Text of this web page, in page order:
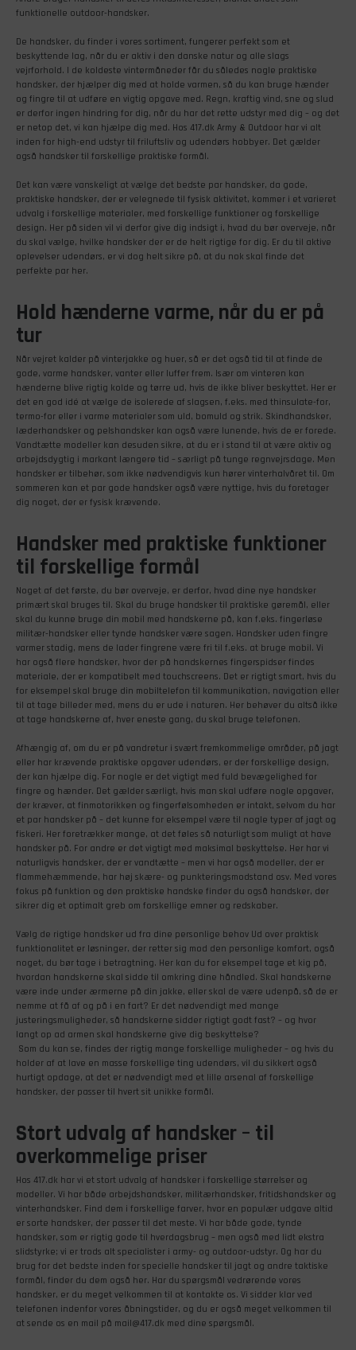
funktionelle outdoor-handsker.
De handsker, du finder i vores sortiment, fungerer perfekt som et
beskyttende lag, når du er aktiv i den danske natur og alle slags
vejrforhold. I de koldeste vintermåneder får du således nogle praktiske
handsker, der hjælper dig med at holde varmen, så du kan bruge hænder
og fingre til at udføre en vigtig opgave med. Regn, kraftig vind, sne og slud
er derfor ingen hindring for dig, når du har det rette udstyr med dig – og det
er netop det, vi kan hjælpe dig med. Hos 417.dk Army & Outdoor har vi alt
inden for high-end udstyr til friluftsliv og udendørs hobbyer. Det gælder
også handsker til forskellige praktiske formål.
Det kan være vanskeligt at vælge det bedste par handsker, da gode,
praktiske handsker, der er velegnede til fysisk aktivitet, kommer i et varieret
udvalg i forskellige materialer, med forskellige funktioner og forskellige
design. Her på siden vil vi derfor give dig indsigt i, hvad du bør overveje, når
du skal vælge, hvilke handsker der er de helt rigtige for dig. Er du til aktive
oplevelser udendørs, er vi dog helt sikre på, at du nok skal finde det
perfekte par her.
Hold hænderne varme, når du er på
tur
Når vejret kalder på vinterjakke og huer, så er det også tid til at finde de
gode, varme handsker, vanter eller luffer frem. Især om vinteren kan
hænderne blive rigtig kolde og tørre ud, hvis de ikke bliver beskyttet. Her er
det en god idé at vælge de isolerede af slagsen, f.eks. med thinsulate-for,
termo-for eller i varme materialer som uld, bomuld og strik. Skindhandsker,
læderhandsker og pelshandsker kan også være lunende, hvis de er forede.
Vandtætte modeller kan desuden sikre, at du er i stand til at være aktiv og
arbejdsdygtig i markant længere tid – særligt på tunge regnvejrsdage. Men
handsker er tilbehør, som ikke nødvendigvis kun hører vinterhalvåret til. Om
sommeren kan et par gode handsker også være nyttige, hvis du foretager
dig noget, der er fysisk krævende.
Handsker med praktiske funktioner
til forskellige formål
Noget af det første, du bør overveje, er derfor, hvad dine nye handsker
primært skal bruges til. Skal du bruge handsker til praktiske gøremål, eller
skal du kunne bruge din mobil med handskerne på, kan f.eks. fingerløse
militær-handsker eller tynde handsker være sagen. Handsker uden fingre
varmer stadig, mens de lader fingrene være fri til f.eks. at bruge mobil. Vi
har også flere handsker, hvor der på handskernes fingerspidser findes
materiale, der er kompatibelt med touchscreens. Det er rigtigt smart, hvis du
for eksempel skal bruge din mobiltelefon til kommunikation, navigation eller
til at tage billeder med, mens du er ude i naturen. Her behøver du altså ikke
at tage handskerne af, hver eneste gang, du skal bruge telefonen.
Afhængig af, om du er på vandretur i svært fremkommelige områder, på jagt
eller har krævende praktiske opgaver udendørs, er der forskellige design,
der kan hjælpe dig. For nogle er det vigtigt med fuld bevægelighed for
fingre og hænder. Det gælder særligt, hvis man skal udføre nogle opgaver,
der kræver, at finmotorikken og fingerfølsomheden er intakt, selvom du har
et par handsker på – det kunne for eksempel være til nogle typer af jagt og
fiskeri. Her foretrækker mange, at det føles så naturligt som muligt at have
handsker på. For andre er det vigtigt med maksimal beskyttelse. Her har vi
naturligvis handsker, der er vandtætte – men vi har også modeller, der er
flammehæmmende, har høj skære- og punkteringsmodstand osv. Med vores
fokus på funktion og den praktiske handske finder du også handsker, der
sikrer dig et optimalt greb om forskellige emner og redskaber.
Vælg de rigtige handsker ud fra dine personlige behov Ud over praktisk
funktionalitet er løsninger, der retter sig mod den personlige komfort, også
noget, du bør tage i betragtning. Her kan du for eksempel tage et kig på,
hvordan handskerne skal sidde til omkring dine håndled. Skal handskerne
være inde under ærmerne på din jakke, eller skal de være udenpå, så de er
nemme at få af og på i en fart? Er det nødvendigt med mange
justeringsmuligheder, så handskerne sidder rigtigt godt fast? – og hvor
langt op ad armen skal handskerne give dig beskyttelse?
Som du kan se, findes der rigtig mange forskellige muligheder – og hvis du
holder af at lave en masse forskellige ting udendørs, vil du sikkert også
hurtigt opdage, at det er nødvendigt med et lille arsenal af forskellige
handsker, der passer til hvert sit unikke formål.
Stort udvalg af handsker – til
overkommelige priser
Hos 417.dk har vi et stort udvalg af handsker i forskellige størrelser og
modeller. Vi har både arbejdshandsker, militærhandsker, fritidshandsker og
vinterhandsker. Find dem i forskellige farver, hvor en populær udgave altid
er sorte handsker, der passer til det meste. Vi har både gode, tynde
handsker, som er rigtig gode til hverdagsbrug – men også med lidt ekstra
slidstyrke; vi er trods alt specialister i army- og outdoor-udstyr. Og har du
brug for det bedste inden for specielle handsker til jagt og andre taktiske
formål, finder du dem også her. Har du spørgsmål vedrørende vores
handsker, er du meget velkommen til at kontakte os. Vi sidder klar ved
telefonen indenfor vores åbningstider, og du er også meget velkommen til
at sende os en mail på mail@417.dk med dine spørgsmål.